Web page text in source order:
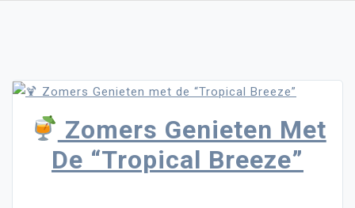
Zomers Genieten Met
De “Tropical Breeze”